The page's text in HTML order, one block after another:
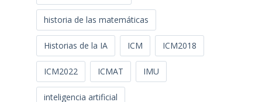
historia de las matemáticas
Historias de la IA ICM ICM2018
ICM2022 ICMAT IMU
inteligencia artificial